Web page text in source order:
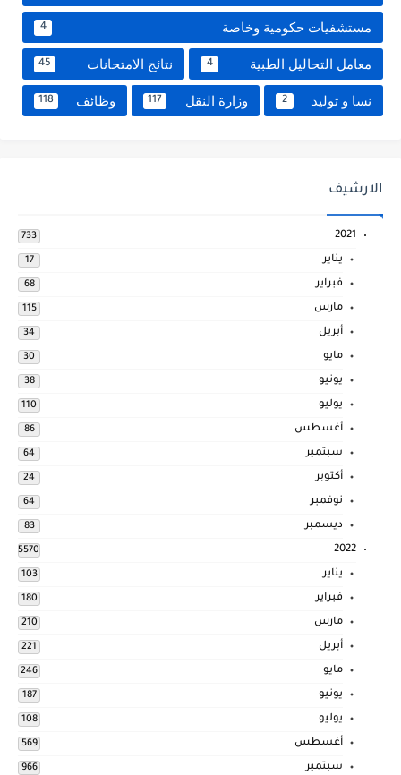
مستشفيات حكومية وخاصة 4
معامل التحاليل الطبية 4 نتائج الامتحانات 45
نسا و توليد 2 وزارة النقل 117 وظائف 118
الارشيف
2021
733
يناير 17
فبراير 68
مارس 115
أبريل 34
مايو 30
يونيو 38
يوليو 110
أغسطس 86
سبتمبر 64
أكتوبر 24
نوفمبر 64
ديسمبر 83
2022
5570
يناير 103
فبراير 180
مارس 210
أبريل 221
مايو 246
يونيو 187
يوليو 108
أغسطس 569
سبتمبر 966